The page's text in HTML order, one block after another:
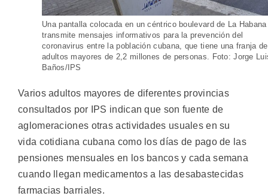
Una pantalla colocada en un céntrico boulevard de La Habana
transmite mensajes informativos para la prevención del
coronavirus entre la población cubana, que tiene una franja de
adultos mayores de 2,2 millones de personas. Foto: Jorge
Baños/IPS
Varios adultos mayores de diferentes provincias
consultados por IPS indican que son fuente de
aglomeraciones otras actividades usuales en su
vida cotidiana cubana como los días de pago de las
pensiones mensuales en los bancos y cada semana
cuando llegan medicamentos a las desabastecidas
farmacias barriales.